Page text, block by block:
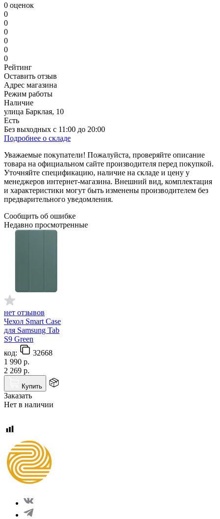
0 оценок
0
0
0
0
0
0
Рейтинг
Оставить отзыв
Адрес магазина
Режим работы
Наличие
улица Барклая, 10
Есть
Без выходных с 11:00 до 20:00
Подробнее о складе
Уважаемые покупатели! Пожалуйста, проверяйте описание
товара на официальном сайте производителя перед покупкой.
Уточняйте спецификацию, наличие на складе и цену у
менеджеров интернет-магазина. Внешний вид, комплектация
и характеристики могут быть изменены производителем без
предварительного уведомления.
Сообщить об ошибке
Недавно просмотренные
нет отзывов
Чехол Smart Case
для Samsung Tab
S9 Green
код:
32668
1 990 р.
2 269 р.
Купить
Заказать
Нет в наличии